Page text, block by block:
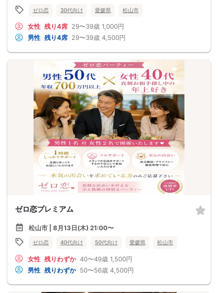
ゼロ恋 30代向け 愛媛県 松山市
女性 残り4席 29〜39歳 1,000円
男性 残り4席 29〜39歳 4,500円
ゼロ恋プレミアム
松山市 | 8月13日(木) 21:00〜
ゼロ恋 40代向け 50代向け 愛媛県 松山市
女性 残りわずか 40〜49歳 1,500円
男性 残りわずか 50〜56歳 4,500円